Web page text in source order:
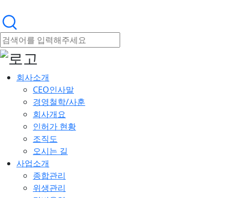
회사소개
CEO인사말
경영철학/사훈
회사개요
인허가 현황
조직도
오시는 길
사업소개
종합관리
위생관리